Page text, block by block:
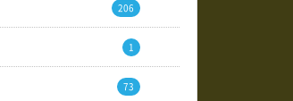
206
1
73